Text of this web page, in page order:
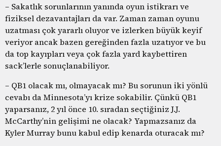
– Sakatlık sorunlarının yanında oyun istikrarı ve
fiziksel dezavantajları da var. Zaman zaman oyunu
uzatması çok yararlı oluyor ve izlerken büyük keyif
veriyor ancak bazen gereğinden fazla uzatıyor ve bu
da top kayıpları veya çok fazla yard kaybettiren
sack’lerle sonuçlanabiliyor.
– QB1 olacak mı, olmayacak mı? Bu sorunun iki yönlü
cevabı da Minnesota’yı krize sokabilir. Çünkü QB1
yaparsanız, 2 yıl önce 10. sıradan seçtiğiniz J.J.
McCarthy’nin gelişimi ne olacak? Yapmazsanız da
Kyler Murray bunu kabul edip kenarda oturacak mı?